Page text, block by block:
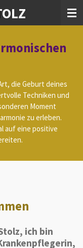
die Geburt deines
Techniken und
Moment
zu erleben.
auf eine positive
ich bin